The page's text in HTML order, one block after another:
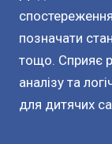
позначати
тощо. Сприяє
аналізу та
для дитячих